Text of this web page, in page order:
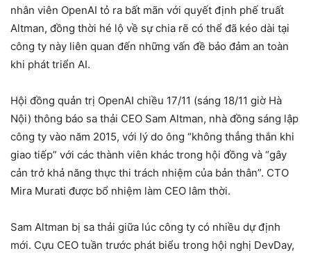
nhân viên OpenAI tỏ ra bất mãn với quyết định phế truất
Altman, đồng thời hé lộ về sự chia rẽ có thể đã kéo dài tại
công ty này liên quan đến những vấn đề bảo đảm an toàn
khi phát triển AI.
Hội đồng quản trị OpenAI chiều 17/11 (sáng 18/11 giờ Hà
Nội) thông báo sa thải CEO Sam Altman, nhà đồng sáng lập
công ty vào năm 2015, với lý do ông “không thẳng thắn khi
giao tiếp” với các thành viên khác trong hội đồng và “gây
cản trở khả năng thực thi trách nhiệm của bản thân”. CTO
Mira Murati được bổ nhiệm làm CEO lâm thời.
Sam Altman bị sa thải giữa lúc công ty có nhiều dự định
mới. Cựu CEO tuần trước phát biểu trong hội nghị DevDay,